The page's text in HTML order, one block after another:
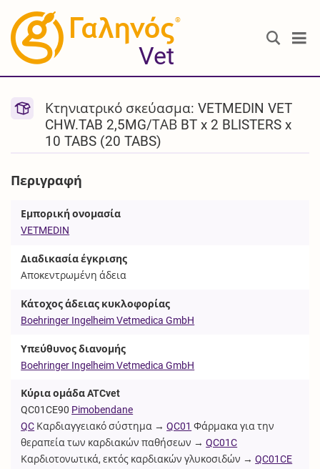
®
Vet
Κτηνιατρικό σκεύασμα: VETMEDIN VET
CHW.TAB 2,5MG/ΤΑΒ BT x 2 BLISTERS x
10 TABS (20 TABS)
Περιγραφή
Εμπορική ονομασία
VETMEDIN
Διαδικασία έγκρισης
Αποκεντρωμένη άδεια
Κάτοχος άδειας κυκλοφορίας
Boehringer Ingelheim Vetmedica GmbH
Υπεύθυνος διανομής
Boehringer Ingelheim Vetmedica GmbH
Κύρια ομάδα ATCvet
QC01CE90 Pimobendane
QC Καρδιαγγειακό σύστημα →QC01 Φάρμακα για την
θεραπεία των καρδιακών παθήσεων →QC01C
Καρδιοτονωτικά, εκτός καρδιακών γλυκοσιδών →QC01CE